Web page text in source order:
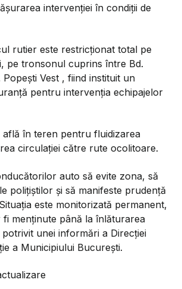
intervenției în condiții de
rutier este restricționat total pe
pe tronsonul cuprins între Bd.
Popești Vest , fiind instituit un
pentru intervenția echipajelor
află în teren pentru fluidizarea
circulației către rute ocolitoare.
auto să evite zona, să
polițiștilor și să manifeste prudență
este monitorizată permanent,
menținute până la înlăturarea
unei informări a Direcției
a Municipiului București.